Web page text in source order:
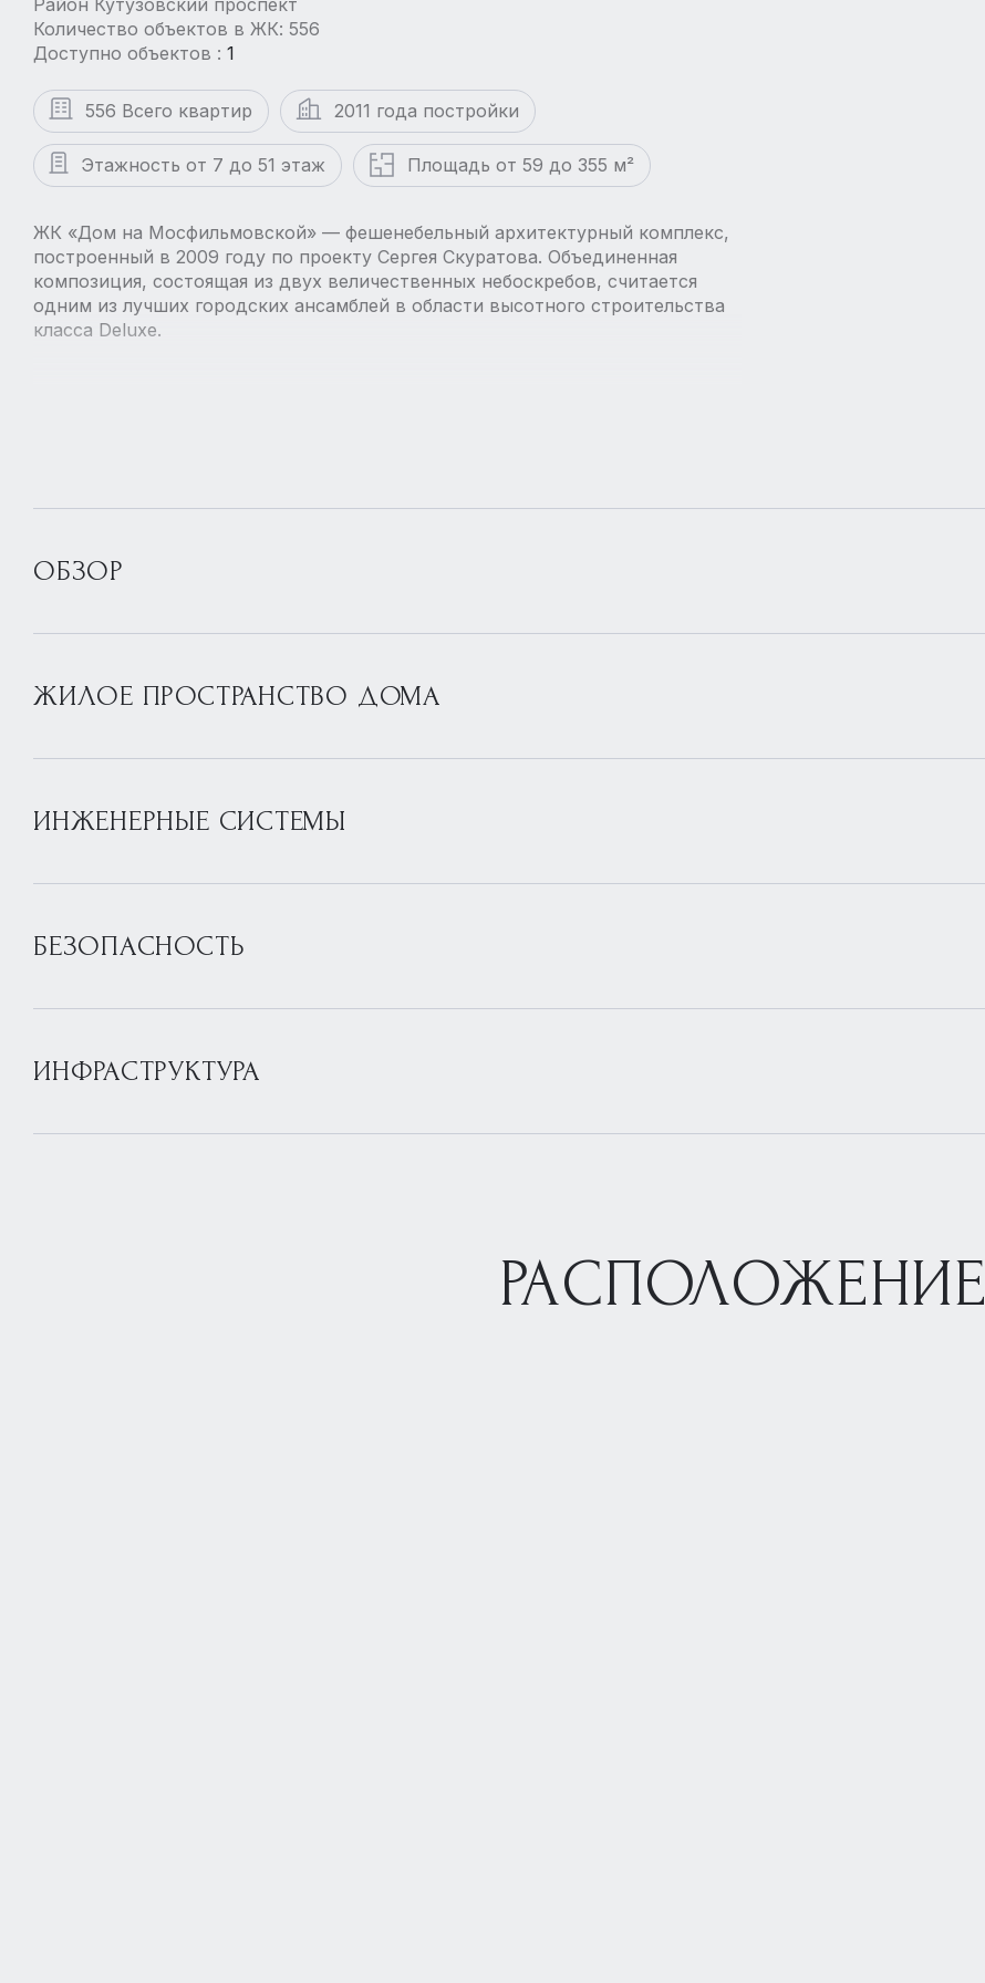
Район Кутузовский проспект
Количество объектов в ЖК: 556
Доступно объектов : 1
556 Всего квартир 2011 года постройки
Этажность от 7 до 51 этаж Площадь от 59 до 355 м²
ЖК «Дом на Мосфильмовской» — фешенебельный архитектурный комплекс,
построенный в 2009 году по проекту Сергея Скуратова. Объединенная
композиция, состоящая из двух величественных небоскребов, считается
одним из лучших городских ансамблей в области высотного строительства
класса Deluxe.
ОБЗОР
ЖИЛОЕ ПРОСТРАНСТВО ДОМА
ИНЖЕНЕРНЫЕ СИСТЕМЫ
БЕЗОПАСНОСТЬ
ИНФРАСТРУКТУРА
РАСПОЛОЖЕНИЕ